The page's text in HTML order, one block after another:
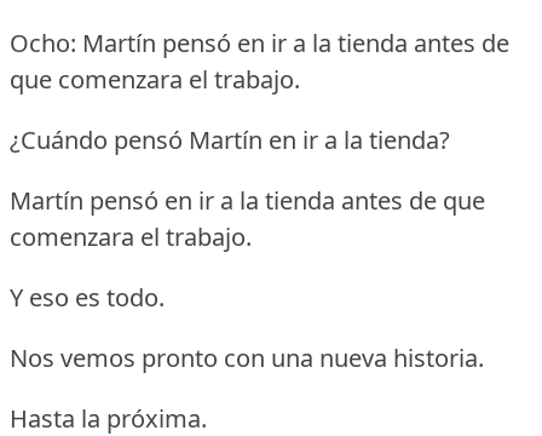
Ocho: Martín pensó en ir a la tienda antes de
que comenzara el trabajo.
¿Cuándo pensó Martín en ir a la tienda?
Martín pensó en ir a la tienda antes de que
comenzara el trabajo.
Y eso es todo.
Nos vemos pronto con una nueva historia.
Hasta la próxima.